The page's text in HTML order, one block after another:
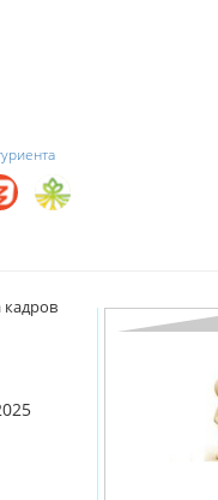
кадров